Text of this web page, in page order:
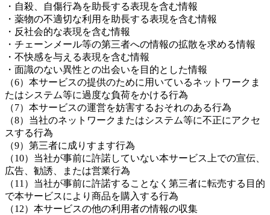
・自殺、自傷行為を助長する表現を含む情報
・薬物の不適切な利用を助長する表現を含む情報
・反社会的な表現を含む情報
・チェーンメール等の第三者への情報の拡散を求める情報
・不快感を与える表現を含む情報
・面識のない異性との出会いを目的とした情報
（6）本サービスの提供のために用いているネットワークま
たはシステム等に過度な負荷をかける行為
（7）本サービスの運営を妨害するおそれのある行為
（8）当社のネットワークまたはシステム等に不正にアクセ
スする行為
（9）第三者に成りすます行為
（10）当社が事前に許諾していない本サービス上での宣伝、
広告、勧誘、または営業行為
（11）当社が事前に許諾することなく第三者に転売する目的
で本サービスにより商品を購入する行為
（12）本サービスの他の利用者の情報の収集